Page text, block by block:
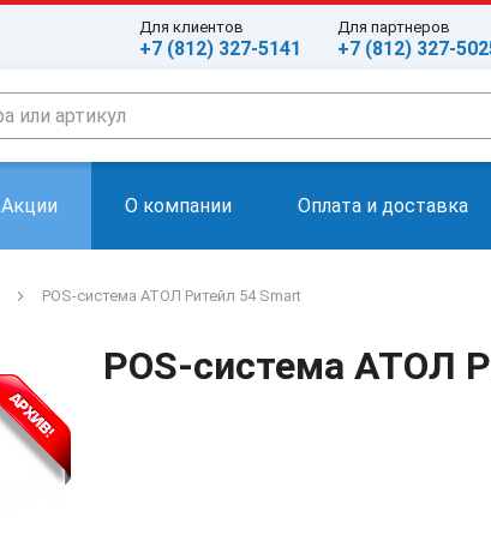
Для клиентов
+7 (812) 327-5141
Для партнеров
+7 (812) 327-
Акции О компании Оплата и доставка
POS-система АТОЛ Ритейл 54 Smart
POS-система АТОЛ